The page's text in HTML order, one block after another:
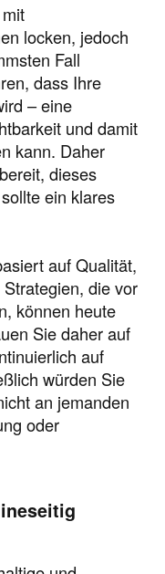
locken, jedoch
Fall
dass Ihre
– eine
und damit
kann. Daher
dieses
ein klares
auf Qualität,
die vor
können heute
Sie daher auf
auf
würden Sie
an jemanden
oder